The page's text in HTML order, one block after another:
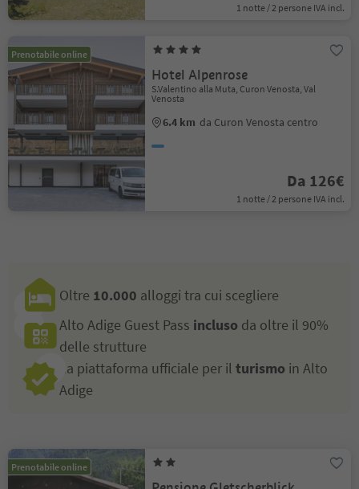
1 notte / 2 persone IVA incl.
Prenotabile online
Hotel Alpenrose
S.Valentino alla Muta, Curon Venosta, Val
Venosta
6.4 km da Curon Venosta centro
Da 126€
1 notte / 2 persone IVA incl.
Oltre 10.000 alloggi tra cui scegliere
Alto Adige Guest Pass incluso da oltre il 90%
delle strutture
La piattaforma ufficiale per il turismo in Alto
Adige
Prenotabile online